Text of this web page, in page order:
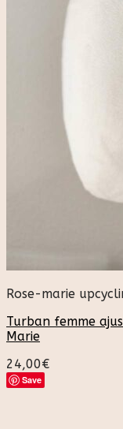
Rose-marie
Turban femme
Marie
24,00€
Save